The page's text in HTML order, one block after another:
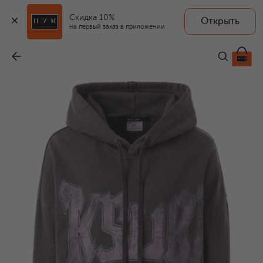
Скидка 10%
на первый заказ в приложении
Открыть
19 950 ₽